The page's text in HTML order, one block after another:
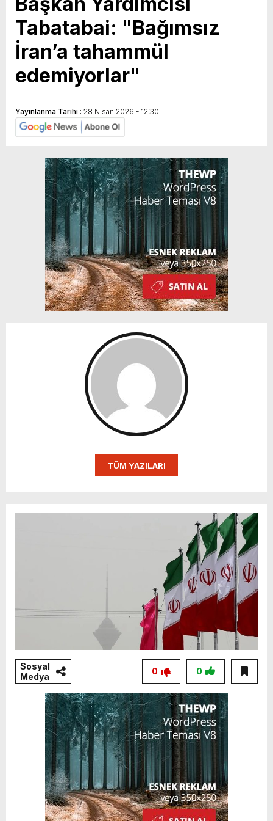
Tabatabai: "Bağımsız
İran’a tahammül
edemiyorlar"
Yayınlanma Tarihi : 28 Nisan 2026 - 12:30
TÜM YAZILARI
Sosyal
Medya
0
0